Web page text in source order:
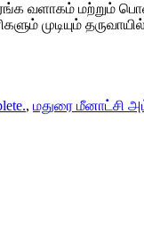
வளாகம் மற்றும்
முடியும்
, மதுரை மீனாட்சி